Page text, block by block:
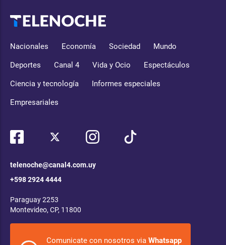
Nacionales Economía Sociedad Mundo
Deportes Canal 4 Vida y Ocio Espectáculos
Ciencia y tecnología Informes especiales
Empresariales
telenoche@canal4.com.uy
+598 2924 4444
Paraguay 2253
Montevideo, CP, 11800
Comunicate con nosotros via Whatsapp